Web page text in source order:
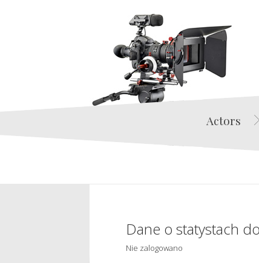
Actors
Dane o statystach
Nie zalogowano